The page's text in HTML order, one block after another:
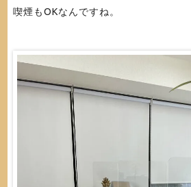
喫煙もOKなんですね。